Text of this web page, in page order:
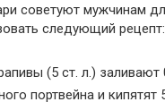
советуют мужчинам
следующий рецепт:
(5 ст. л.) заливают
портвейна и кипятят